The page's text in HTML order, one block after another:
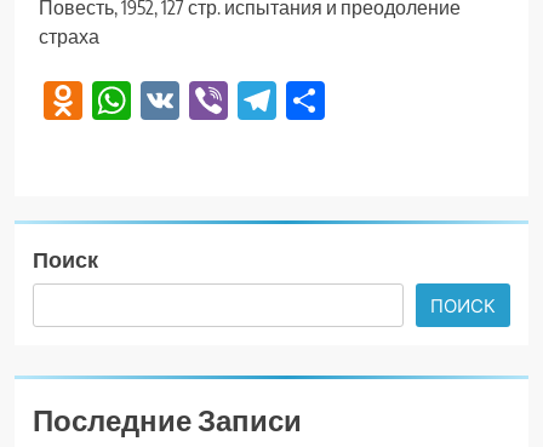
Повесть, 1952, 127 стр. испытания и преодоление
страха
Odnoklassniki
WhatsApp
VK ViberTelegram
Поиск
ПОИСК
Последние Записи